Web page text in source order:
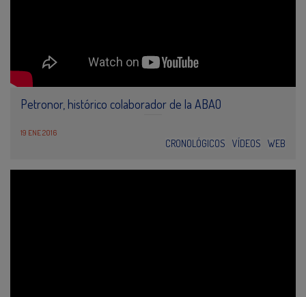
Petronor, histórico colaborador de la ABAO
19 ENE 2016
CRONOLÓGICOS VÍDEOS WEB